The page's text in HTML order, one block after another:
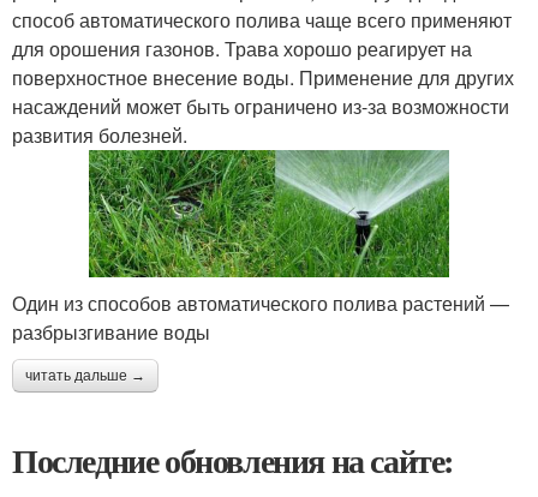
способ автоматического полива чаще всего применяют
для орошения газонов. Трава хорошо реагирует на
поверхностное внесение воды. Применение для других
насаждений может быть ограничено из-за возможности
развития болезней.
Один из способов автоматического полива растений —
разбрызгивание воды
читать дальше →
Последние обновления на сайте: